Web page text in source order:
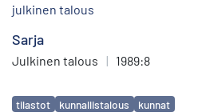
julkinen talous
Sarja
Julkinen talous | 1989:8
Avainsanat
tilastot kunnallistalous kunnat